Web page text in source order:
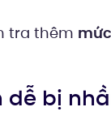
tra thêm
dễ bị